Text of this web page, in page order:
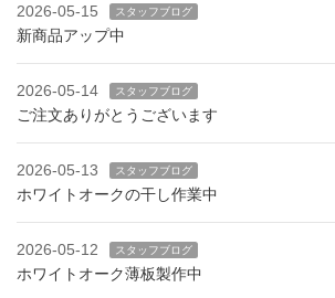
2026-05-15 スタッフブログ
新商品アップ中
2026-05-14 スタッフブログ
ご注文ありがとうございます
2026-05-13 スタッフブログ
ホワイトオークの干し作業中
2026-05-12 スタッフブログ
ホワイトオーク薄板製作中